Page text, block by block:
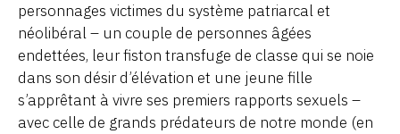
personnages victimes du système patriarcal et
néolibéral – un couple de personnes âgées
endettées, leur fiston transfuge de classe qui se noie
dans son désir d’élévation et une jeune fille
s’apprêtant à vivre ses premiers rapports sexuels –
avec celle de grands prédateurs de notre monde (en